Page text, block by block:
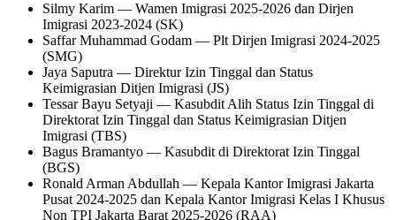
Silmy Karim — Wamen Imigrasi 2025-2026 dan Dirjen
Imigrasi 2023-2024 (SK)
Saffar Muhammad Godam — Plt Dirjen Imigrasi 2024-2025
(SMG)
Jaya Saputra — Direktur Izin Tinggal dan Status
Keimigrasian Ditjen Imigrasi (JS)
Tessar Bayu Setyaji — Kasubdit Alih Status Izin Tinggal di
Direktorat Izin Tinggal dan Status Keimigrasian Ditjen
Imigrasi (TBS)
Bagus Bramantyo — Kasubdit di Direktorat Izin Tinggal
(BGS)
Ronald Arman Abdullah — Kepala Kantor Imigrasi Jakarta
Pusat 2024-2025 dan Kepala Kantor Imigrasi Kelas I Khusus
Non TPI Jakarta Barat 2025-2026 (RAA)